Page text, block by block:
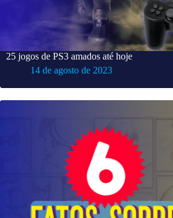
25 jogos de PS3 amados até hoje
14 de agosto de 2023